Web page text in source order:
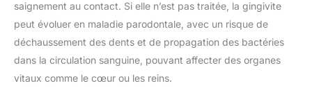
saignement au contact. Si elle n’est pas traitée, la gingivite
peut évoluer en maladie parodontale, avec un risque de
déchaussement des dents et de propagation des bactéries
dans la circulation sanguine, pouvant affecter des organes
vitaux comme le cœur ou les reins.